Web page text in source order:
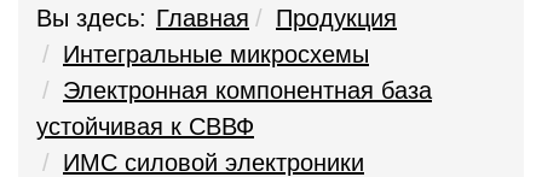
Вы здесь: Главная
Продукция
Интегральные микросхемы
Электронная компонентная база
устойчивая к СВВФ
ИМС силовой электроники